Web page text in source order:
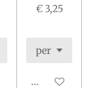
€ 3,25
In